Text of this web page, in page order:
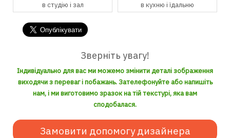
в студію і зал в кухню і їдальню
Зверніть увагу!
Індивідуально для вас ми можемо змінити деталі зображення
виходячи з переваг і побажань. Зателефонуйте або напишіть
нам, і ми виготовимо зразок на тій текстурі, яка вам
сподобалася.
Замовити допомогу дизайнера